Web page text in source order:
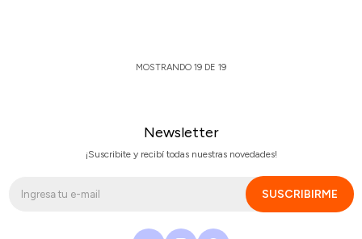
MOSTRANDO 19 DE 19
Newsletter
¡Suscribite y recibí todas nuestras novedades!
SUSCRIBIRME